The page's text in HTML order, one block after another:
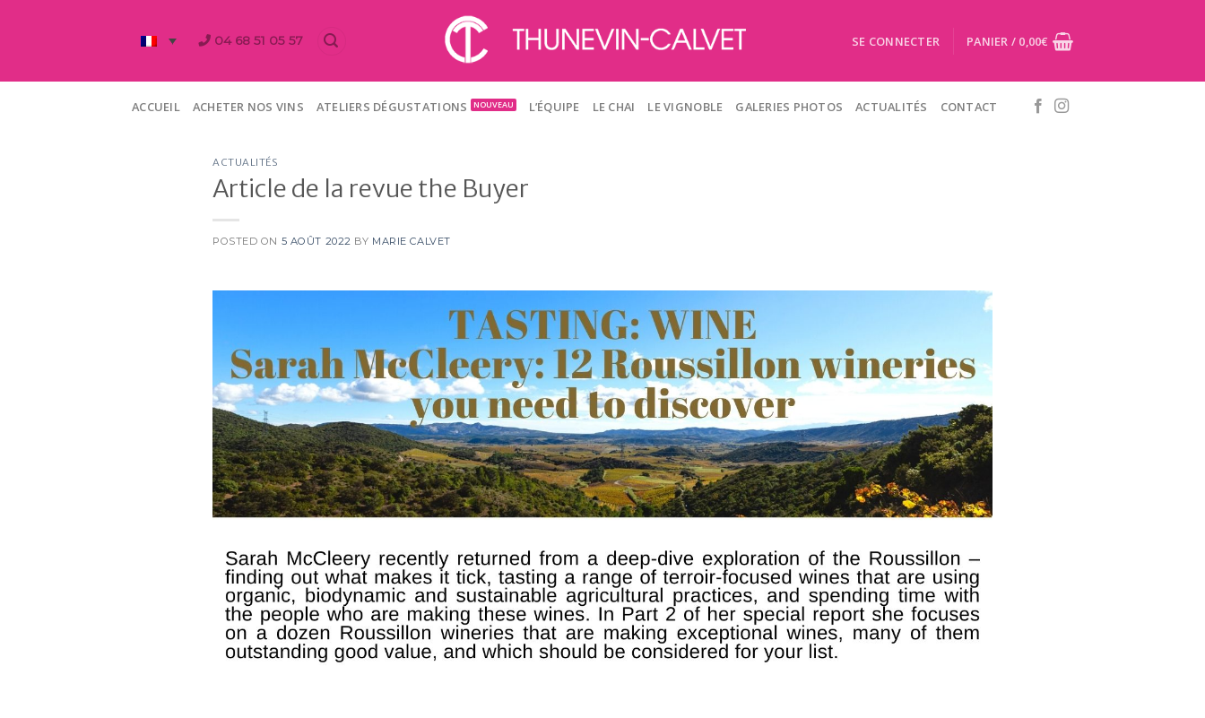
04 68 51 05 57 SE CONNECTER PANIER / 0,00€
ACCUEIL ACHETER NOS VINS ATELIERS DÉGUSTATIONS L’ÉQUIPE LE CHAI LE VIGNOBLE GALERIES PHOTOS ACTUALITÉS CONTACT
ACTUALITÉS
Article de la revue the Buyer
POSTED ON 5 AOÛT 2022 BY MARIE CALVET